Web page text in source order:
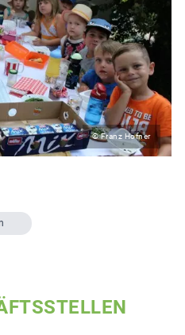
© Franz Hofner